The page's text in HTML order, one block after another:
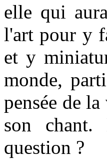
elle qui
l'art pour y
et y
monde,
pensée de
son chant.
question ?